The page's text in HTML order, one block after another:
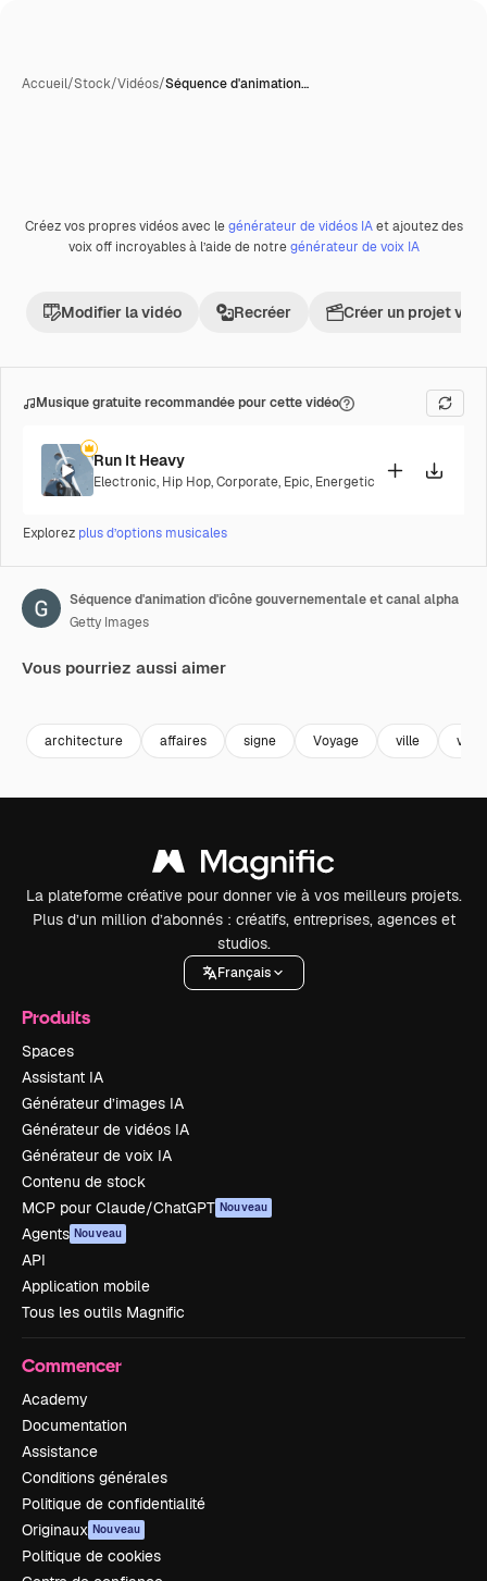
Accueil/Stock/Vidéos/Séquence d'animation…
Premium
Créez vos propres vidéos avec legénérateur de vidéos IAet ajoutez des
voix off incroyables à l’aide de notregénérateur de voix IA
Modifier la vidéo Recréer Créer un projet
Musique gratuite recommandée pour cette vidéo
Run It Heavy
Electronic, Hip Hop,Corporate, Epic, Energetic
Explorez plus d’options musicales
Séquence d'animation d'icône gouvernementale et canal alpha
Getty Images
Vous pourriez aussi aimer
architecture affaires signe Voyage ville ville
La plateforme créative pour donner vie à vos meilleurs projets.
Plus d’un million d’abonnés : créatifs, entreprises, agences et
studios.
Français
Produits
Spaces
Assistant IA
Générateur d’images IA
Générateur de vidéos IA
Générateur de voix IA
Contenu de stock
MCP pour Claude/ChatGPT Nouveau
Agents Nouveau
API
Application mobile
Tous les outils Magnific
Commencer
Academy
Documentation
Assistance
Conditions générales
Politique de confidentialité
Originaux Nouveau
Politique de cookies